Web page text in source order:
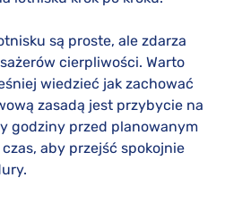
są proste, ale zdarza
cierpliwości. Warto
wiedzieć jak zachować
zasadą jest przybycie na
godziny przed planowanym
aby przejść spokojnie